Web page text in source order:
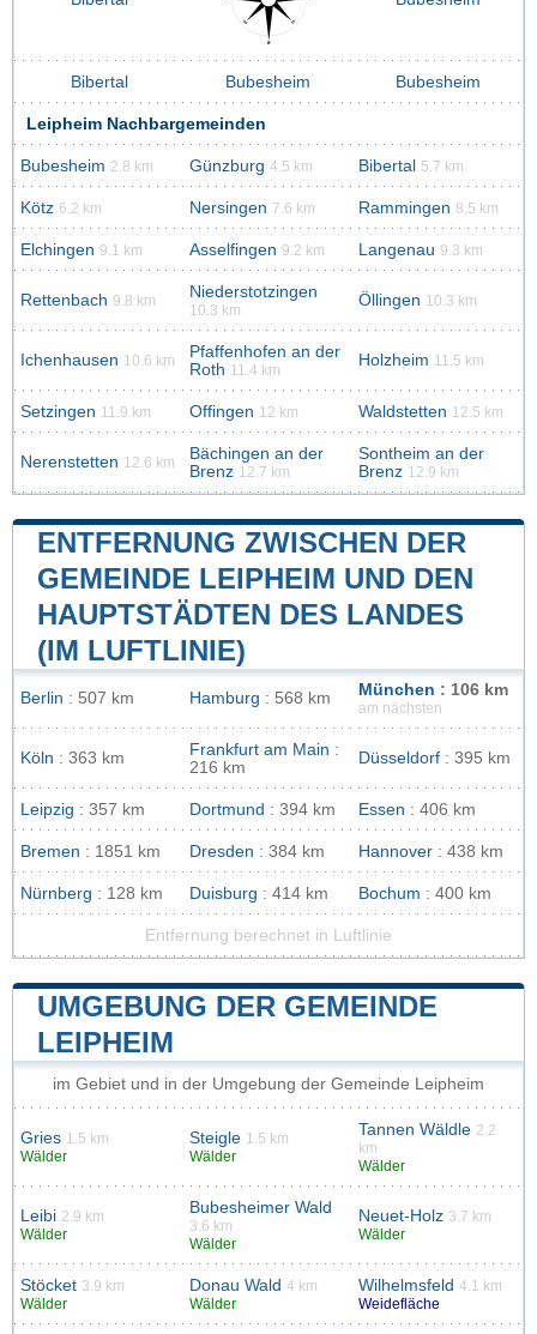
Bibertal Bubesheim Bubesheim
Leipheim Nachbargemeinden
Bubesheim 2.8 km Günzburg 4.5 km Bibertal 5.7 km
Kötz 6.2 km Nersingen 7.6 km Rammingen 8.5 km
Elchingen 9.1 km Asselfingen 9.2 km Langenau 9.3 km
Rettenbach 9.8 km Niederstotzingen
10.3 km
Öllingen 10.3 km
Ichenhausen 10.6 km
Pfaffenhofen an der
Roth 11.4 km
Holzheim 11.5 km
Setzingen 11.9 km Offingen 12 km Waldstetten 12.5 km
Nerenstetten 12.6 km
Bächingen an der
Brenz 12.7 km
Sontheim an der
Brenz 12.9 km
ENTFERNUNG ZWISCHEN DER
GEMEINDE LEIPHEIM UND DEN
HAUPTSTÄDTEN DES LANDES
(IM LUFTLINIE)
Berlin : 507 km Hamburg : 568 km München : 106 km
am nächsten
Köln : 363 km Frankfurt am Main :
216 km
Düsseldorf : 395 km
Leipzig : 357 km Dortmund : 394 km Essen : 406 km
Bremen : 1851 km Dresden : 384 km Hannover : 438 km
Nürnberg : 128 km Duisburg : 414 km Bochum : 400 km
Entfernung berechnet in Luftlinie
UMGEBUNG DER GEMEINDE
LEIPHEIM
im Gebiet und in der Umgebung der Gemeinde Leipheim
Gries 1.5 km
Wälder
Steigle 1.5 km
Wälder
Tannen Wäldle 2.2
km
Wälder
Leibi 2.9 km
Wälder
Bubesheimer Wald
3.6 km
Wälder
Neuet-Holz 3.7 km
Wälder
Stöcket 3.9 km
Wälder
Donau Wald 4 km
Wälder
Wilhelmsfeld 4.1 km
Weidefläche